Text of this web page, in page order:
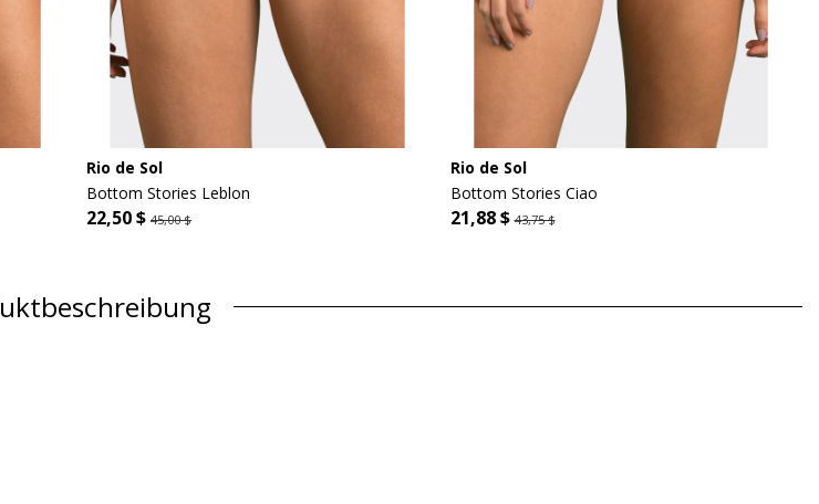
Rio de Sol
Bottom Stories Leblon
22,50 $ 45,00 $
Rio de Sol
Bottom Stories Ciao
21,88 $43,75 $